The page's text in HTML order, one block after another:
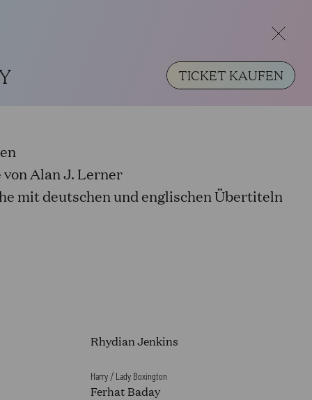
Ab 1. September 2026 gelten wieder
TICKET KAUFEN
Alan J. Lerner
mit deutschen und englischen Übertiteln
Rhydian Jenkins
Harry / Lady Boxington
Ferhat Baday